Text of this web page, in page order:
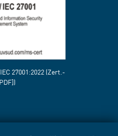
27001:2022 (Zert.-